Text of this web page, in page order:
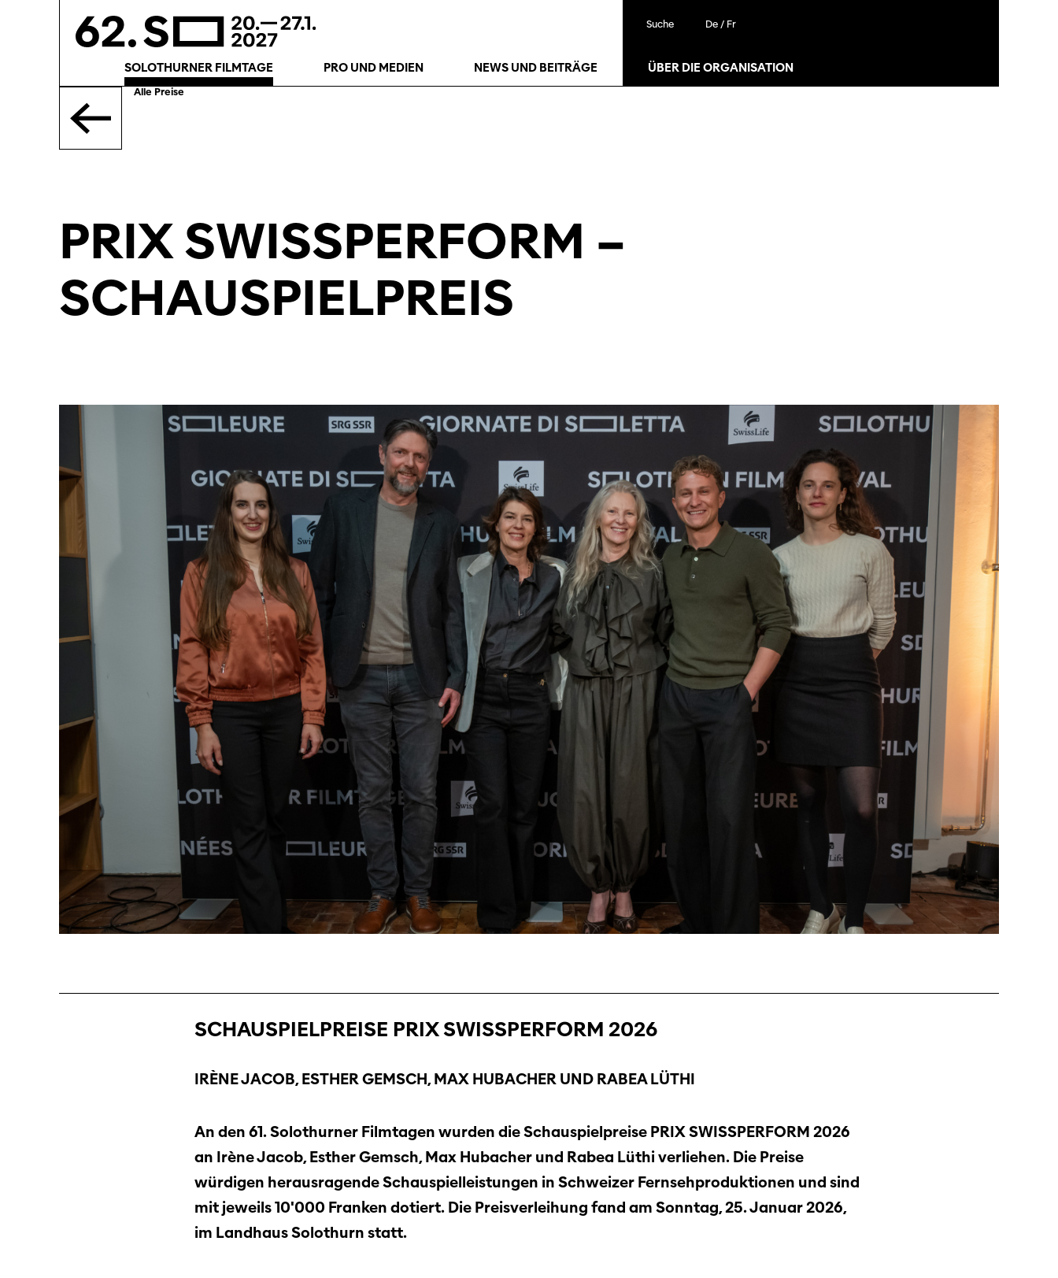
Suche De / Fr
SOLOTHURNER FILMTAGE PRO UND MEDIEN NEWS UND BEITRÄGE ÜBER DIE ORGANISATION
Alle Preise
PRIX SWISSPERFORM –
SCHAUSPIELPREIS
SCHAUSPIELPREISE PRIX SWISSPERFORM 2026
IRÈNE JACOB, ESTHER GEMSCH, MAX HUBACHER UND RABEA LÜTHI
An den 61. Solothurner Filmtagen wurden die Schauspielpreise PRIX SWISSPERFORM 2026
an Irène Jacob, Esther Gemsch, Max Hubacher und Rabea Lüthi verliehen. Die Preise
würdigen herausragende Schauspielleistungen in Schweizer Fernsehproduktionen und sind
mit jeweils 10'000 Franken dotiert. Die Preisverleihung fand am Sonntag, 25. Januar 2026,
im Landhaus Solothurn statt.